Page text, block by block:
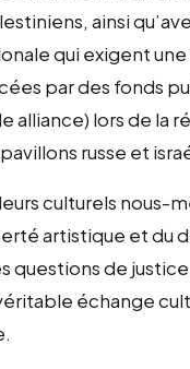
ainsi
qui exigent
par des fonds
alliance) lors de la
russe et
culturels nous-
artistique et du
questions de
échange